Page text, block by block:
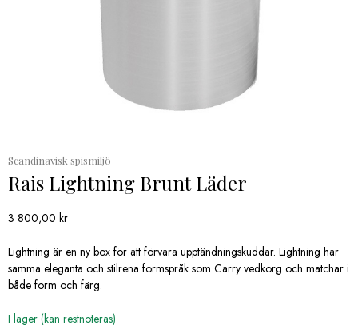
Scandinavisk spismiljö
Rais Lightning Brunt Läder
3 800,00 kr
Lightning är en ny box för att förvara upptändningskuddar. Lightning har
samma eleganta och stilrena formspråk som Carry vedkorg och matchar i
både form och färg.
I lager (kan restnoteras)